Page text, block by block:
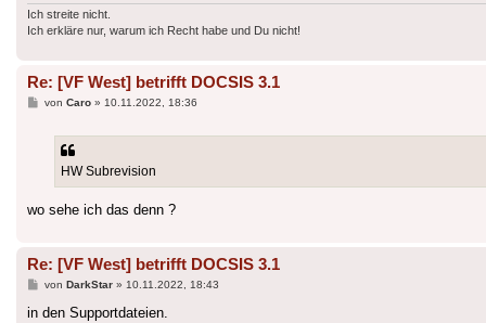
Ich streite nicht.
Ich erkläre nur, warum ich Recht habe und Du nicht!
Re: [VF West] betrifft DOCSIS 3.1
Beitrag
von Caro» 10.11.2022, 18:36
HW Subrevision
wo sehe ich das denn ?
Re: [VF West] betrifft DOCSIS 3.1
Beitrag
von DarkStar» 10.11.2022, 18:43
in den Supportdateien.